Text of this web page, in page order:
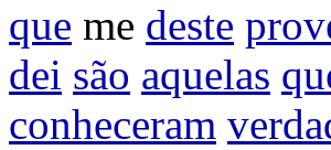
que me deste
dei são aquelas
conheceram